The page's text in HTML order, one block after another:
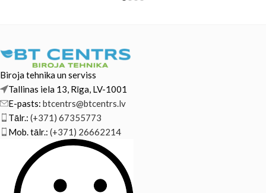
Biroja tehnika un serviss
Tallinas iela 13, Rīga, LV-1001
E-pasts: btcentrs@btcentrs.lv
Tālr.: (+371) 67355773
Mob. tālr.: (+371) 26662214